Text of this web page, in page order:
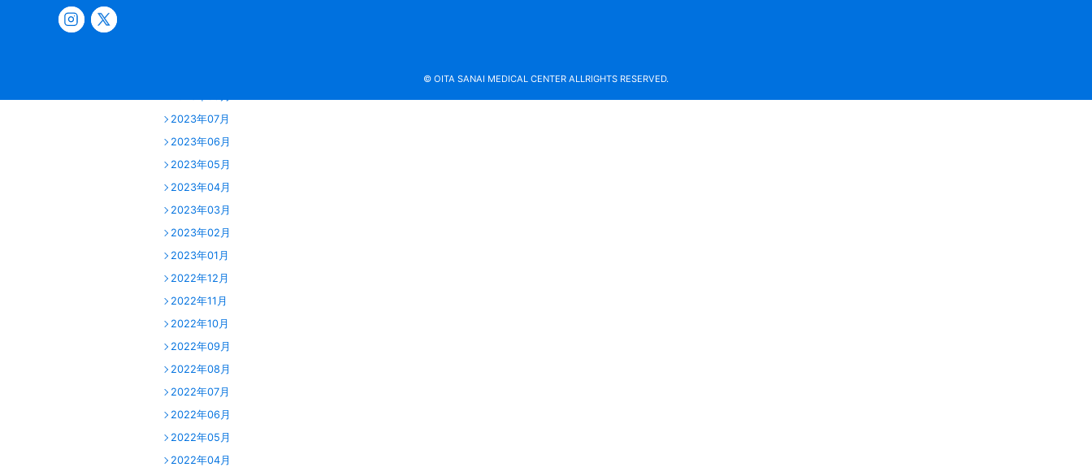
2023年07月
2023年06月
2023年05月
2023年04月
2023年03月
2023年02月
2023年01月
2022年12月
2022年11月
2022年10月
2022年09月
2022年08月
2022年07月
2022年06月
2022年05月
2022年04月
© OITA SANAI MEDICAL CENTER ALLRIGHTS RESERVED.